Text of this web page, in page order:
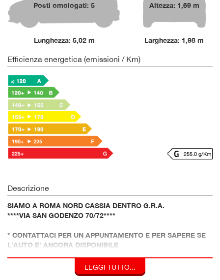
Posti omologati: 5
Lunghezza: 5,02 m
Altezza: 1,69 m
Larghezza: 1,98 m
Efficienza energetica (emissioni / Km)
255.0 g/Km
Descrizione
SIAMO A ROMA NORD CASSIA DENTRO G.R.A.
****VIA SAN GODENZO 70/72****
* CONTATTACI PER UN APPUNTAMENTO E PER SAPERE SE
L'AUTO E' ANCORA DISPONIBILE
* PER ULTERIORI FOTOGRAFIE DELL'AUTO POTETE
COLLEGARVI AL NOSTRO SITO
LEGGI TUTTO...